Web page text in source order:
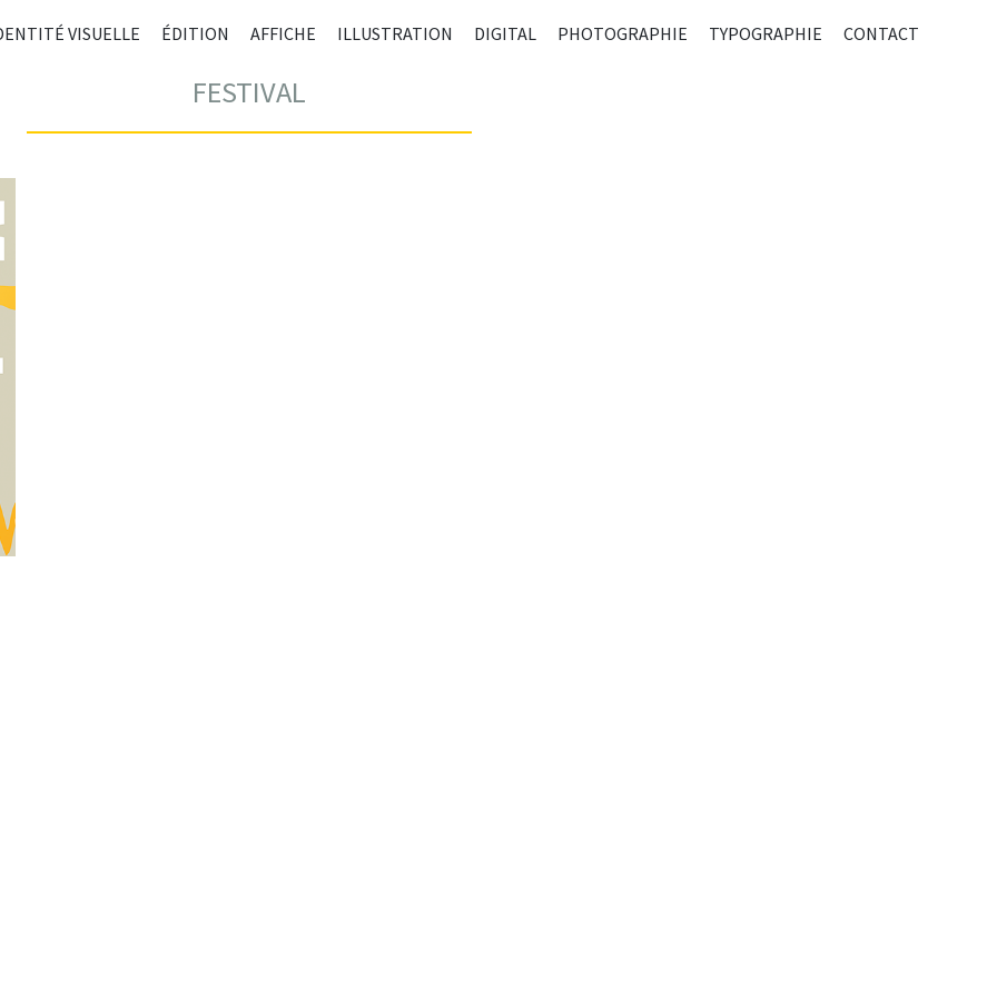
ALLER
VISUELLE ÉDITION AFFICHE ILLUSTRATION DIGITAL PHOTOGRAPHIE TYPOGRAPHIE CONTACT
FESTIVAL